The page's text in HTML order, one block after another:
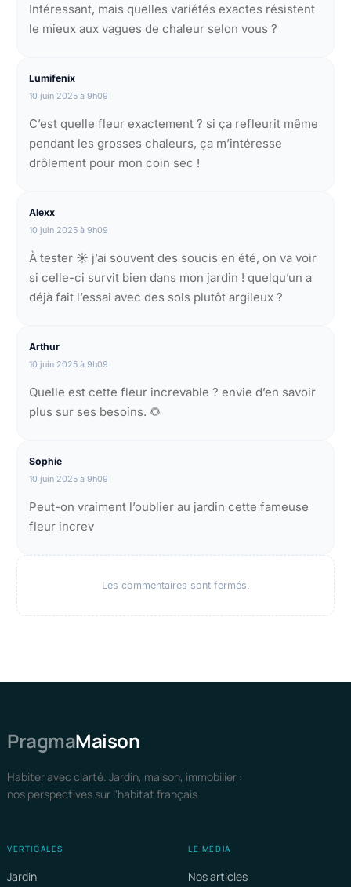
Intéressant, mais quelles variétés exactes résistent
le mieux aux vagues de chaleur selon vous ?
Lumifenix
10 juin 2025 à 9h09
C’est quelle fleur exactement ? si ça refleurit même
pendant les grosses chaleurs, ça m’intéresse
drôlement pour mon coin sec !
Alexx
10 juin 2025 à 9h09
À tester ☀️ j’ai souvent des soucis en été, on va voir
si celle-ci survit bien dans mon jardin ! quelqu’un a
déjà fait l’essai avec des sols plutôt argileux ?
Arthur
10 juin 2025 à 9h09
Quelle est cette fleur increvable ? envie d’en savoir
plus sur ses besoins. 🌻
Sophie
10 juin 2025 à 9h09
Peut-on vraiment l’oublier au jardin cette fameuse
fleur increv
Les commentaires sont fermés.
PragmaMaison
Habiter avec clarté. Jardin, maison, immobilier :
nos perspectives sur l'habitat français.
VERTICALES
Jardin
LE MÉDIA
Nos articles